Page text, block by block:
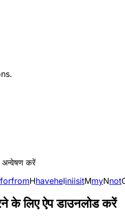
अन्वेषण करें
forfromHhaveheIiniisitMmyNnot
के लिए ऐप डाउनलोड करें